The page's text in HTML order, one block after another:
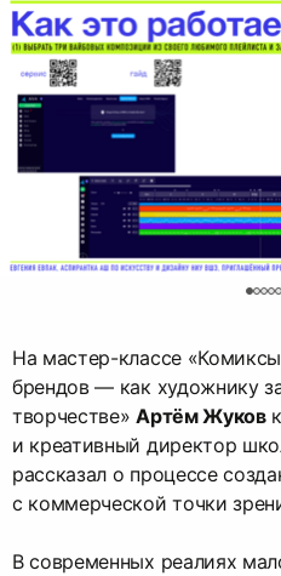
На мастер-классе
брендов — как художнику
творчестве»Артём Жуков
и креативный директор
рассказал о процессе
с коммерческой точки
В современных реалиях